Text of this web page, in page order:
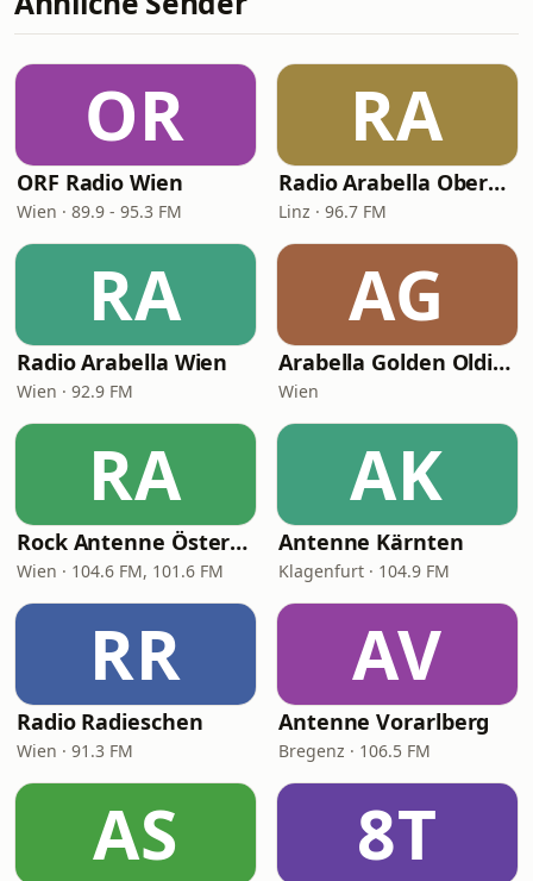
OR
ORF Radio Wien
Wien · 89.9 - 95.3 FM
RA
Radio Arabella Oberösterreich
Linz · 96.7 FM
RA
Radio Arabella Wien
Wien · 92.9 FM
AG
Arabella Golden Oldies
Wien
RA
Rock Antenne Österreich
Wien · 104.6 FM, 101.6 FM
AK
Antenne Kärnten
Klagenfurt · 104.9 FM
RR
Radio Radieschen
Wien · 91.3 FM
AV
Antenne Vorarlberg
Bregenz · 106.5 FM
AS 8T